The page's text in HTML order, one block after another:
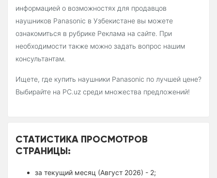
информацией о возможностях для продавцов
наушников Panasonic в Узбекистане вы можете
ознакомиться в рубрике Реклама на сайте. При
необходимости также можно задать вопрос нашим
консультантам.
Ищете, где купить наушники Panasonic по лучшей цене?
Выбирайте на PC.uz среди множества предложений!
СТАТИСТИКА ПРОСМОТРОВ
СТРАНИЦЫ:
за текущий месяц (Август 2026) - 2;